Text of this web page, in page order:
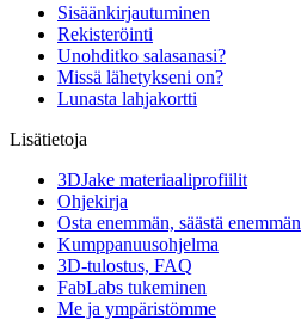
Sisäänkirjautuminen
Rekisteröinti
Unohditko salasanasi?
Missä lähetykseni on?
Lunasta lahjakortti
Lisätietoja
3DJake materiaaliprofiilit
Ohjekirja
Osta enemmän, säästä enemmän
Kumppanuusohjelma
3D-tulostus, FAQ
FabLabs tukeminen
Me ja ympäristömme